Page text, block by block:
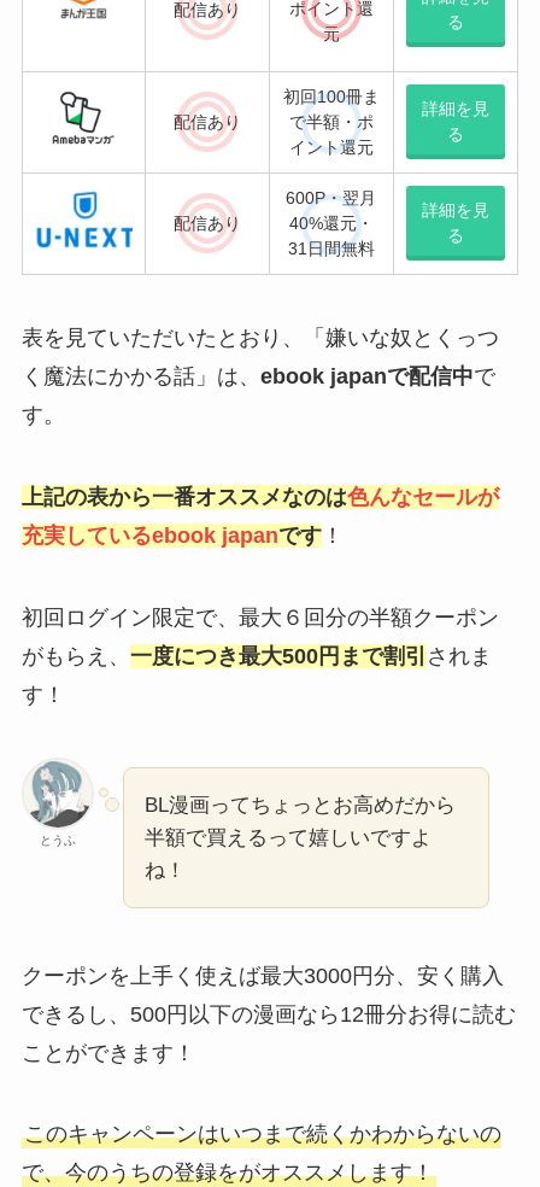
配信あり
ポイント還
元
る
配信あり
初回100冊ま
で半額・ポ
イント還元
詳細を見
る
配信あり
600P・翌月
40%還元・
31日間無料
詳細を見
る
表を見ていただいたとおり、「嫌いな奴とくっつ
く魔法にかかる話」は、 ebook japanで配信中で
す。
上記の表から一番オススメなのは色んなセールが
充実しているebook japanです！
初回ログイン限定で、最大６回分の半額クーポン
がもらえ、 一度につき最大500円まで割引 されま
す！
とうふ
BL漫画ってちょっとお高めだから
半額で買えるって嬉しいですよ
ね！
クーポンを上手く使えば最大3000円分、安く購入
できるし、500円以下の漫画なら12冊分お得に読む
ことができます！
このキャンペーンはいつまで続くかわからないの
で、今のうちの登録をがオススメします！